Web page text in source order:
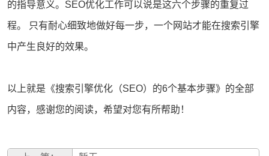
的指导意义。SEO优化工作可以说是这六个步骤的重复过
程。 只有耐心细致地做好每一步，一个网站才能在搜索引擎
中产生良好的效果。
以上就是《搜索引擎优化（SEO）的6个基本步骤》的全部
内容，感谢您的阅读，希望对您有所帮助！